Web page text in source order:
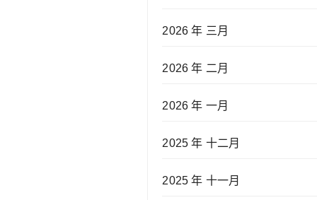
2026 年 三月
2026 年 二月
2026 年 一月
2025 年 十二月
2025 年 十一月